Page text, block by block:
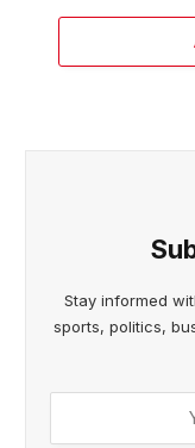
Stay informed
sports, politics,